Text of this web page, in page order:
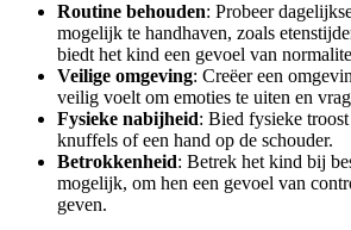
Routine behouden: Probeer
mogelijk te handhaven, zoals
biedt het kind een gevoel van
Veilige omgeving: Creëer een
veilig voelt om emoties te uiten en
Fysieke nabijheid: Bied fysieke
knuffels of een hand op de schouder.
Betrokkenheid: Betrek het kind bij
mogelijk, om hen een gevoel van
geven.